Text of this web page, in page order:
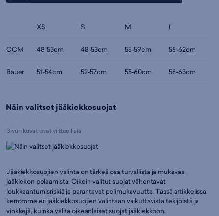
XS S M L
CCM 48-53cm 48-53cm 55-59cm 58-62cm
Bauer 51-54cm 52-57cm 55-60cm 58-63cm
Näin valitset jääkiekkosuojat
Sivun kuvat ovat viitteellisiä
Jääkiekkosuojien valinta on tärkeä osa turvallista ja mukavaa
jääkiekon pelaamista. Oikein valitut suojat vähentävät
loukkaantumisriskiä ja parantavat pelimukavuutta. Tässä artikkelissa
kerromme eri jääkiekkosuojien valintaan vaikuttavista tekijöistä ja
vinkkejä, kuinka valita oikeanlaiset suojat jääkiekkoon.